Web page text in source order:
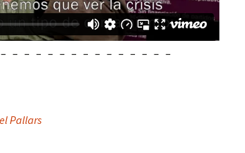
– – – – – – – – – – – – – –
Pallars